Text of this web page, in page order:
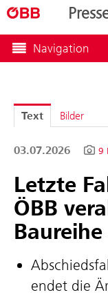
Navigation
Text Bilder
03.07.2026 9
Letzte
ÖBB
endet die